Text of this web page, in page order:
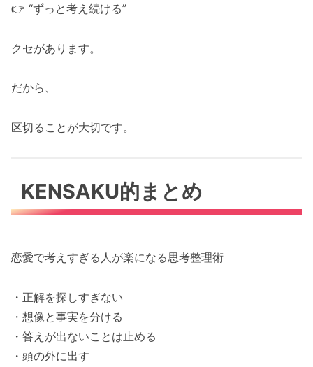
👉 “ずっと考え続ける”
クセがあります。
だから、
区切ることが大切です。
KENSAKU的まとめ
恋愛で考えすぎる人が楽になる思考整理術
・正解を探しすぎない
・想像と事実を分ける
・答えが出ないことは止める
・頭の外に出す